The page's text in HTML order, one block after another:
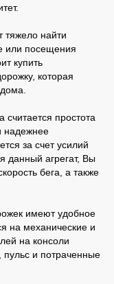
тяжело найти
или посещения
купить
которая
считается простота
надежнее
за счет усилий
данный агрегат, Вы
бега, а также
имеют удобное
на механические и
на консоли
пульс и потраченные